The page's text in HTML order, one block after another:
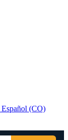
Español (CO)